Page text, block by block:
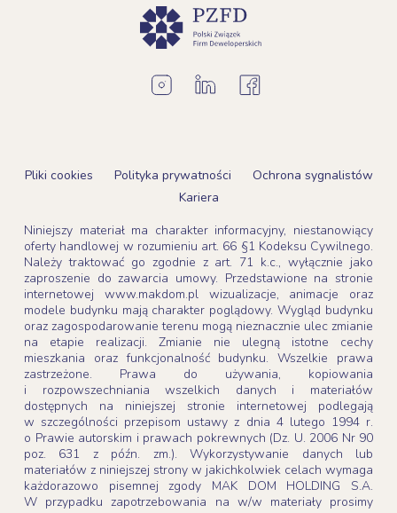
Pliki cookies Polityka prywatności
Ochrona sygnalistów
Kariera
Niniejszy materiał ma charakter informacyjny, niestanowiący
oferty handlowej w rozumieniu art. 66 §1 Kodeksu Cywilnego.
Należy traktować go zgodnie z art. 71 k.c., wyłącznie jako
zaproszenie do zawarcia umowy. Przedstawione na stronie
internetowej www.makdom.pl wizualizacje, animacje oraz
modele budynku mają charakter poglądowy. Wygląd budynku
oraz zagospodarowanie terenu mogą nieznacznie ulec zmianie
na etapie realizacji. Zmianie nie ulegną istotne cechy
mieszkania oraz funkcjonalność budynku. Wszelkie prawa
zastrzeżone. Prawa do używania, kopiowania
i rozpowszechniania wszelkich danych i materiałów
dostępnych na niniejszej stronie internetowej podlegają
w szczególności przepisom ustawy z dnia 4 lutego 1994 r.
o Prawie autorskim i prawach pokrewnych (Dz. U. 2006 Nr 90
poz. 631 z późn. zm.). Wykorzystywanie danych lub
materiałów z niniejszej strony w jakichkolwiek celach wymaga
każdorazowo pisemnej zgody MAK DOM HOLDING S.A.
W przypadku zapotrzebowania na w/w materiały prosimy